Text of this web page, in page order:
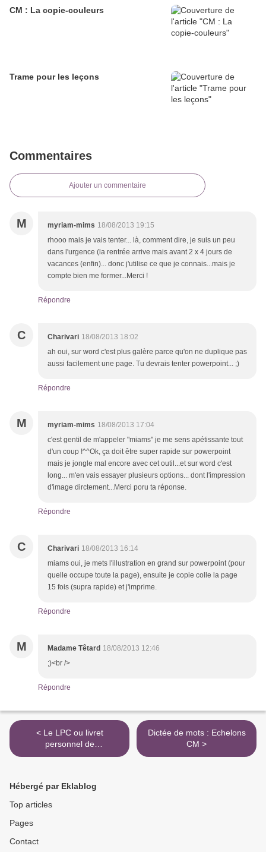
CM : La copie-couleurs
Trame pour les leçons
Commentaires
Ajouter un commentaire
M myriam-mims 18/08/2013 19:15
rhooo mais je vais tenter... là, comment dire, je suis un peu
dans l'urgence (la rentrée arrive mais avant 2 x 4 jours de
vacances (enfin)... donc j'utilise ce que je connais...mais je
compte bien me former...Merci !
Répondre
C Charivari 18/08/2013 18:02
ah oui, sur word c'est plus galère parce qu'on ne duplique pas
aussi facilement une page. Tu devrais tenter powerpoint... ;)
Répondre
M myriam-mims 18/08/2013 17:04
c'est gentil de m'appeler "miams" je me sens apétissante tout
d'un coup !^^Ok, ça doit être super rapide sur powerpoint
mais je jongle mal encore avec cet outil...et sur word c'est
long... m'en vais essayer plusieurs options... dont l'impression
d'image dirctement...Merci poru ta réponse.
Répondre
C Charivari 18/08/2013 16:14
miams oui, je mets l'illustration en grand sur powerpoint (pour
quelle occupe toute la page), ensuite je copie colle la page
15 fois (supra rapide) et j'imprime.
Répondre
M Madame Têtard 18/08/2013 12:46
;)<br />
Répondre
< Le LPC ou livret
personnel de
compétences...
Dictée de mots : Echelons
CM >
Hébergé par Eklablog
Top articles
Pages
Contact